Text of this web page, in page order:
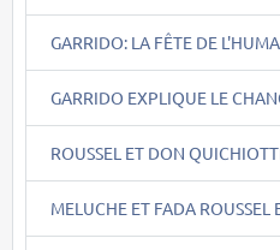
GARRIDO: LA FÊTE DE
GARRIDO EXPLIQUE LE
ROUSSEL ET DON
MELUCHE ET FADA ROUSSEL